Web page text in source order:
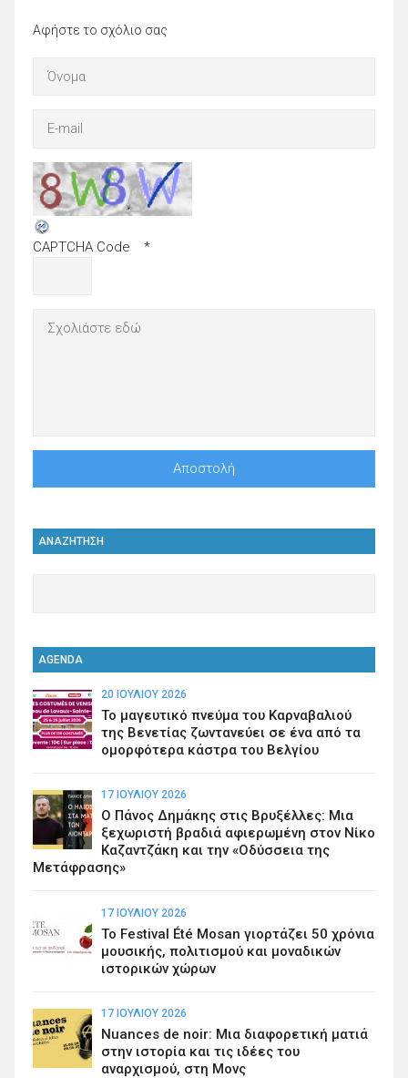
Αφήστε το σχόλιο σας
CAPTCHA Code *
ΑΝΑΖΗΤΗΣΗ
AGENDA
20 ΙΟΥΛΊΟΥ 2026
Το μαγευτικό πνεύμα του Καρναβαλιού
της Βενετίας ζωντανεύει σε ένα από τα
ομορφότερα κάστρα του Βελγίου
17 ΙΟΥΛΊΟΥ 2026
Ο Πάνος Δημάκης στις Βρυξέλλες: Μια
ξεχωριστή βραδιά αφιερωμένη στον Νίκο
Καζαντζάκη και την «Οδύσσεια της
Μετάφρασης»
17 ΙΟΥΛΊΟΥ 2026
Το Festival Été Mosan γιορτάζει 50 χρόνια
μουσικής, πολιτισμού και μοναδικών
ιστορικών χώρων
17 ΙΟΥΛΊΟΥ 2026
Nuances de noir: Μια διαφορετική ματιά
στην ιστορία και τις ιδέες του
αναρχισμού, στη Μονς